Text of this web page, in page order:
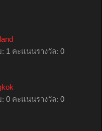
: 1 คะแนนรางวัล: 0
: 0 คะแนนรางวัล: 0